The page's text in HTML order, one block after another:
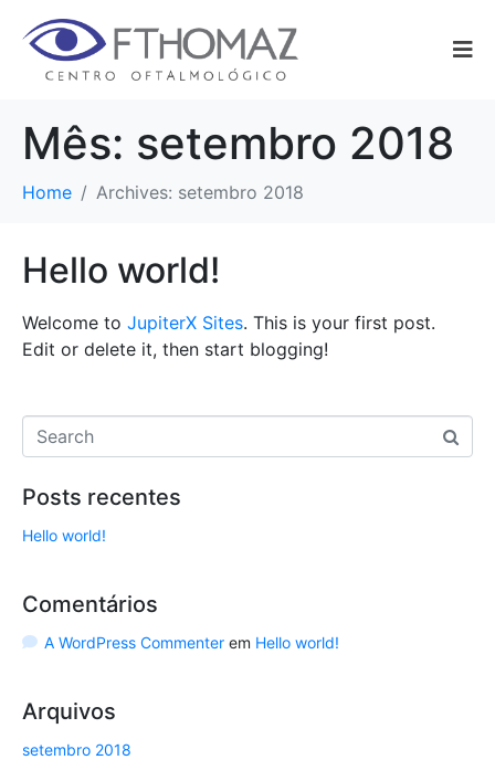
Mês: setembro 2018
Home Archives: setembro 2018
Hello world!
Welcome to JupiterX Sites. This is your first post.
Edit or delete it, then start blogging!
Posts recentes
Hello world!
Comentários
A WordPress Commenterem Hello world!
Arquivos
setembro 2018